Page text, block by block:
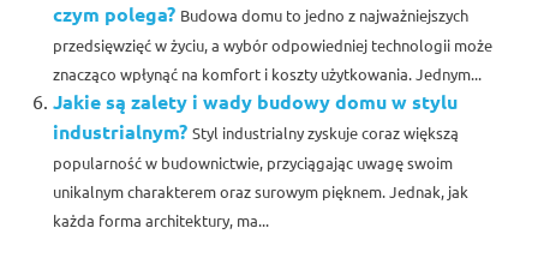
czym polega? Budowa domu to jedno z najważniejszych
przedsięwzięć w życiu, a wybór odpowiedniej technologii może
znacząco wpłynąć na komfort i koszty użytkowania. Jednym...
Jakie są zalety i wady budowy domu w stylu
industrialnym? Styl industrialny zyskuje coraz większą
popularność w budownictwie, przyciągając uwagę swoim
unikalnym charakterem oraz surowym pięknem. Jednak, jak
każda forma architektury, ma...